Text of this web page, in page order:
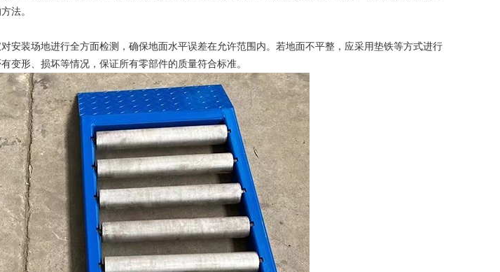
法。
装场地进行全方面检测，确保地面水平误差在允许范围内。若地面不平整，应采用垫铁等方式进行
变形、损坏等情况，保证所有零部件的质量符合标准。